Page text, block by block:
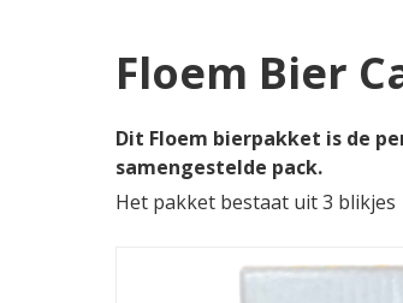
Floem Bier
Dit Floem bierpakket is de
samengestelde pack.
Het pakket bestaat uit 3 blikjes